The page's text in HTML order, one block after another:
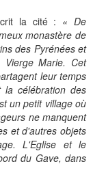
la cité : « De
monastère de
des Pyrénées et
Marie. Cet
leur temps
célébration des
un petit village où
ne manquent
et d'autres objets
L'Eglise et le
du Gave, dans